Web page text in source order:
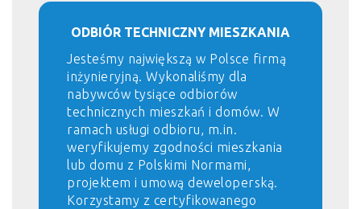
ODBIÓR TECHNICZNY MIESZKANIA
Jesteśmy największą w Polsce firmą
inżynieryjną. Wykonaliśmy dla
nabywców tysiące odbiorów
technicznych mieszkań i domów. W
ramach usługi odbioru, m.in.
weryfikujemy zgodności mieszkania
lub domu z Polskimi Normami,
projektem i umową deweloperską.
Korzystamy z certyfikowanego